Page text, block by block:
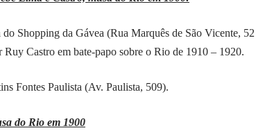
Shopping da Gávea (Rua Marquês de São Vicente,
Castro em bate-papo sobre o Rio de 1910 – 1920.
Fontes Paulista (Av. Paulista, 509).
do Rio em 1900